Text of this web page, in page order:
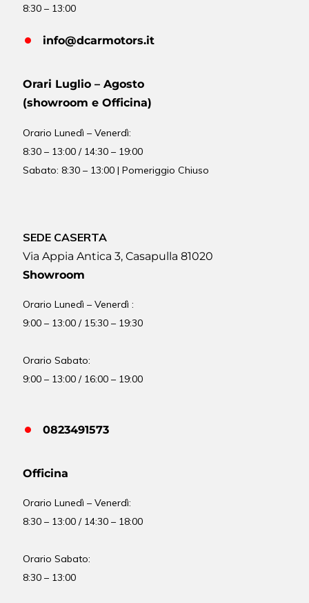
8:30 – 13:00
info@dcarmotors.it
Orari Luglio – Agosto
(showroom e Officina)
OrarioLunedì – Venerdì:
8:30 – 13:00 / 14:30 – 19:00
Sabato: 8:30 – 13:00 | Pomeriggio Chiuso
SEDE CASERTA
Via Appia Antica 3, Casapulla 81020
Showroom
Orario Lunedì – Venerdì :
9:00 – 13:00 / 15:30 – 19:30
Orario Sabato:
9:00 – 13:00 / 16:00 – 19:00
0823491573
Officina
OrarioLunedì – Venerdì:
8:30 – 13:00 / 14:30 – 18:00
Orario Sabato:
8:30 – 13:00